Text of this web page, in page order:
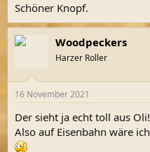
Schöner Knopf.
Woodpeckers
Harzer Roller
16 November 2021
Der sieht ja echt toll aus Oli!
Also auf Eisenbahn wäre